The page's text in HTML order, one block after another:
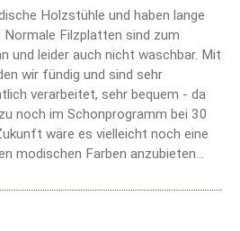
Holzstühle und haben lange
Filzplatten sind zum
und leider auch nicht waschbar. Mit
wir fündig und sind sehr
verarbeitet, sehr bequem - da
noch im Schonprogramm bei 30
wäre es vielleicht noch eine
modischen Farben anzubieten...